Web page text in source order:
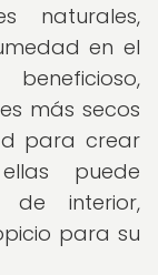
naturales,
en el
más secos
para crear
puede
interior,
para su